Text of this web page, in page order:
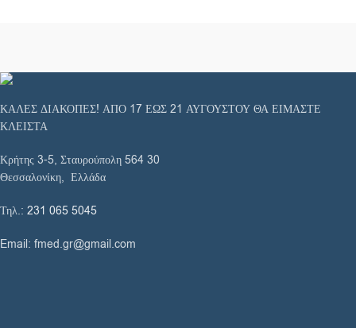
ΚΑΛΕΣ ΔΙΑΚΟΠΕΣ! ΑΠΟ 17 ΕΩΣ 21 ΑΥΓΟΥΣΤΟΥ ΘΑ ΕΙΜΑΣΤΕ
ΚΛΕΙΣΤΑ
Κρήτης 3-5, Σταυρούπολη 564 30
Θεσσαλονίκη, Ελλάδα
Τηλ.: 231 065 5045
Email: fmed.gr@gmail.com